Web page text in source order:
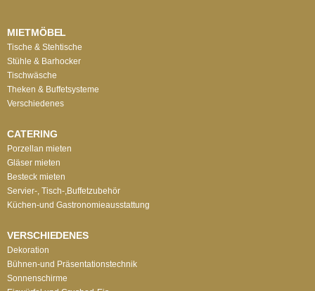
MIETMÖBEL
Tische & Stehtische
Stühle & Barhocker
Tischwäsche
Theken & Buffetsysteme
Verschiedenes
CATERING
Porzellan mieten
Gläser mieten
Besteck mieten
Servier-, Tisch-,Buffetzubehör
Küchen-und Gastronomieausstattung
VERSCHIEDENES
Dekoration
Bühnen-und Präsentationstechnik
Sonnenschirme